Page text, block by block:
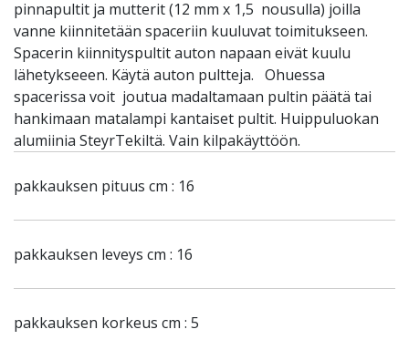
pinnapultit ja mutterit (12 mm x 1,5 nousulla) joilla
vanne kiinnitetään spaceriin kuuluvat toimitukseen.
Spacerin kiinnityspultit auton napaan eivät kuulu
lähetykseeen. Käytä auton pultteja. Ohuessa
spacerissa voit joutua madaltamaan pultin päätä tai
hankimaan matalampi kantaiset pultit. Huippuluokan
alumiinia SteyrTekiltä. Vain kilpakäyttöön.
pakkauksen pituus cm : 16
pakkauksen leveys cm : 16
pakkauksen korkeus cm : 5